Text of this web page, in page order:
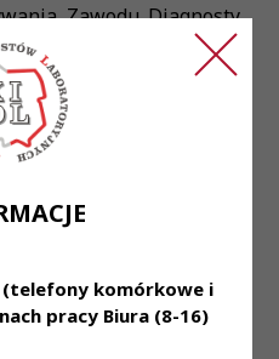
komórkowe i
pracy Biura (8-16)
Zawodu Diagnosty
serologiczne •
manualne w pracy
organizacja pracy •
• zaangażowanie,
w powierzonych
podstawie umowy o
usługi dla naszych